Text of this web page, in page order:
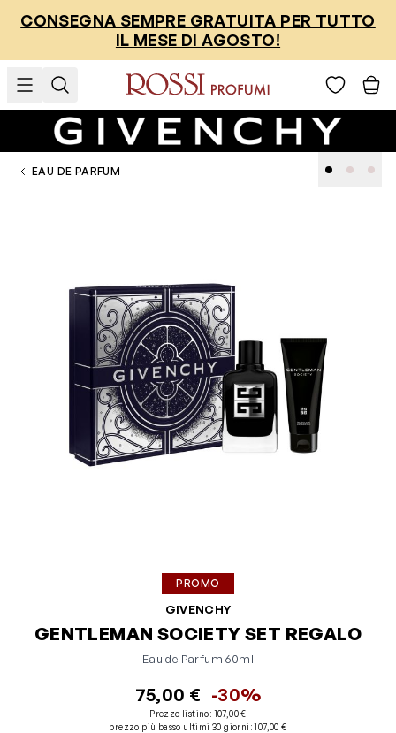
CONSEGNA SEMPRE GRATUITA PER TUTTO
IL MESE DI AGOSTO!
EAU DE PARFUM
PROMO
GIVENCHY
GENTLEMAN SOCIETY SET REGALO
Eau de Parfum 60ml
75,00 € -30%
Prezzo listino:107,00 €
prezzo più basso ultimi 30 giorni :107,00 €